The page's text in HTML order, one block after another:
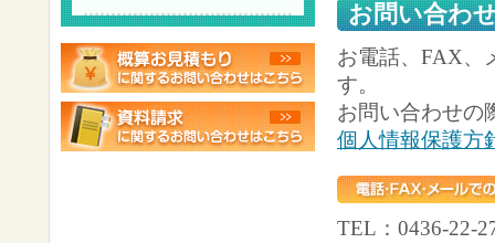
お問い合わ
お電話、FAX、
す。
お問い合わせの
個人情報保護方
TEL：0436-22-